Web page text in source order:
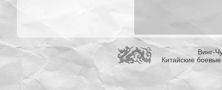
Винг-
Китайские